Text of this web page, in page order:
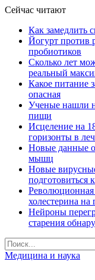
Сейчас читают
Как замедлить
Йогурт против
пробиотиков
Сколько лет
реальный
Какое питание
опасная
Ученые нашли
пищи
Исцеление на
горизонты в
Новые данные
мышц
Новые
подготовиться
Революционная
холестерина на
Нейроны
старения
Медицина и наука